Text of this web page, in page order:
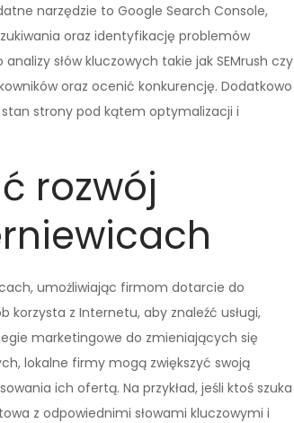
narzędzie to Google Search Console,
oraz identyfikację problemów
słów kluczowych takie jak SEMrush czy
oraz ocenić konkurencję. Dodatkowo
strony pod kątem optymalizacji i
rozwój
umożliwiając firmom dotarcie do
korzysta z Internetu, aby znaleźć usługi,
marketingowe do zmieniających się
lokalne firmy mogą zwiększyć swoją
ich ofertą. Na przykład, jeśli ktoś szuka
z odpowiednimi słowami kluczowymi i